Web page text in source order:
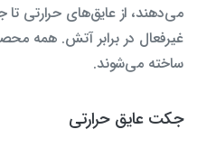
می‌دهند، از عایق‌های حرارتی
غیرفعال در برابر آتش. همه
ساخته می‌شوند.
جکت عایق حرارتی